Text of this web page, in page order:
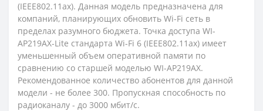
(IEEE802.11ax). Данная модель предназначена для
компаний, планирующих обновить Wi-Fi сеть в
пределах разумного бюджета. Точка доступа WI-
AP219AX-Lite стандарта Wi-Fi 6 (IEEE802.11ax) имеет
уменьшенный объем оперативной памяти по
сравнению со старшей моделью WI-AP219AX.
Рекомендованное количество абонентов для данной
модели - не более 300. Пропускная способность по
радиоканалу - до 3000 мбит/с.